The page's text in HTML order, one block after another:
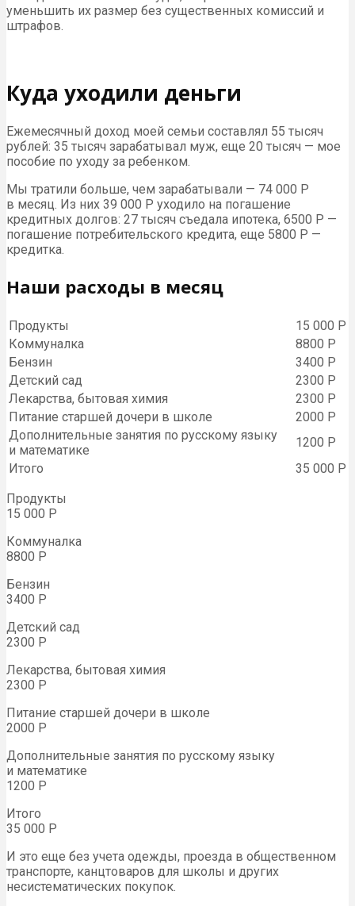
уменьшить их размер без существенных комиссий и
штрафов.
Куда уходили деньги
Ежемесячный доход моей семьи составлял 55 тысяч
рублей: 35 тысяч зарабатывал муж, еще 20 тысяч — мое
пособие по уходу за ребенком.
Мы тратили больше, чем зарабатывали — 74 000 Р
в месяц. Из них 39 000 Р уходило на погашение
кредитных долгов: 27 тысяч съедала ипотека, 6500 Р —
погашение потребительского кредита, еще 5800 Р —
кредитка.
Наши расходы в месяц
Итого 35 000 Р
Продукты
15 000 Р
Коммуналка
8800 Р
Бензин
3400 Р
Детский сад
2300 Р
Лекарства, бытовая химия
2300 Р
Питание старшей дочери в школе
2000 Р
Дополнительные занятия по русскому языку
и математике
1200 Р
Продукты
15 000 Р
Коммуналка
8800 Р
Бензин
3400 Р
Детский сад
2300 Р
Лекарства, бытовая химия
2300 Р
Питание старшей дочери в школе
2000 Р
Дополнительные занятия по русскому языку
и математике
1200 Р
Итого
35 000 Р
И это еще без учета одежды, проезда в общественном
транспорте, канцтоваров для школы и других
несистематических покупок.